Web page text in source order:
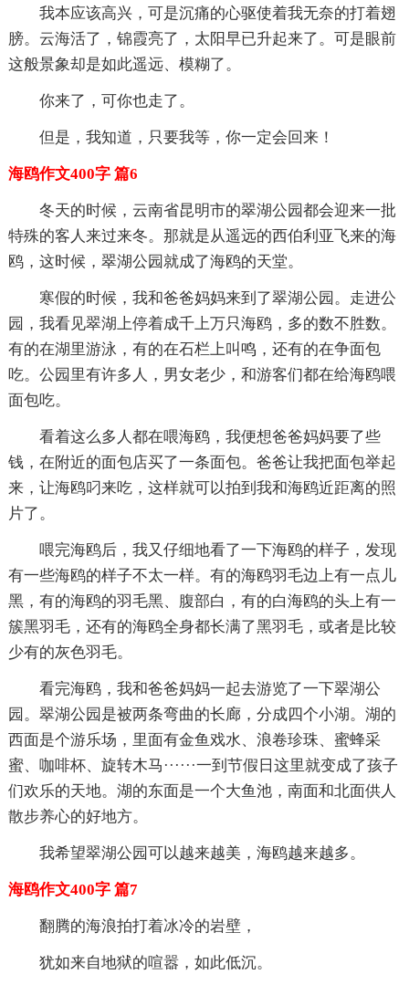
我本应该高兴，可是沉痛的心驱使着我无奈的打着翅
膀。云海活了，锦霞亮了，太阳早已升起来了。可是眼前
这般景象却是如此遥远、模糊了。
你来了，可你也走了。
但是，我知道，只要我等，你一定会回来！
海鸥作文400字 篇6
冬天的时候，云南省昆明市的翠湖公园都会迎来一批
特殊的客人来过来冬。那就是从遥远的西伯利亚飞来的海
鸥，这时候，翠湖公园就成了海鸥的天堂。
寒假的时候，我和爸爸妈妈来到了翠湖公园。走进公
园，我看见翠湖上停着成千上万只海鸥，多的数不胜数。
有的在湖里游泳，有的在石栏上叫鸣，还有的在争面包
吃。公园里有许多人，男女老少，和游客们都在给海鸥喂
面包吃。
看着这么多人都在喂海鸥，我便想爸爸妈妈要了些
钱，在附近的面包店买了一条面包。爸爸让我把面包举起
来，让海鸥叼来吃，这样就可以拍到我和海鸥近距离的照
片了。
喂完海鸥后，我又仔细地看了一下海鸥的样子，发现
有一些海鸥的样子不太一样。有的海鸥羽毛边上有一点儿
黑，有的海鸥的羽毛黑、腹部白，有的白海鸥的头上有一
簇黑羽毛，还有的海鸥全身都长满了黑羽毛，或者是比较
少有的灰色羽毛。
看完海鸥，我和爸爸妈妈一起去游览了一下翠湖公
园。翠湖公园是被两条弯曲的长廊，分成四个小湖。湖的
西面是个游乐场，里面有金鱼戏水、浪卷珍珠、蜜蜂采
蜜、咖啡杯、旋转木马······一到节假日这里就变成了孩子
们欢乐的天地。湖的东面是一个大鱼池，南面和北面供人
散步养心的好地方。
我希望翠湖公园可以越来越美，海鸥越来越多。
海鸥作文400字 篇7
翻腾的海浪拍打着冰冷的岩壁，
犹如来自地狱的喧嚣，如此低沉。